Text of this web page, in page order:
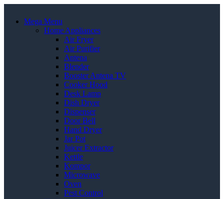
Mega Menu
Home Appliances
Air Fryer
Air Purifier
Antena
Blender
Booster Antena TV
Cooker Hood
Desk Lamp
Dish Dryer
Dispenser
Door Bell
Hand Dryer
Jar Pot
Juicer Extractor
Kettle
Kompor
Microwave
Oven
Pest Control